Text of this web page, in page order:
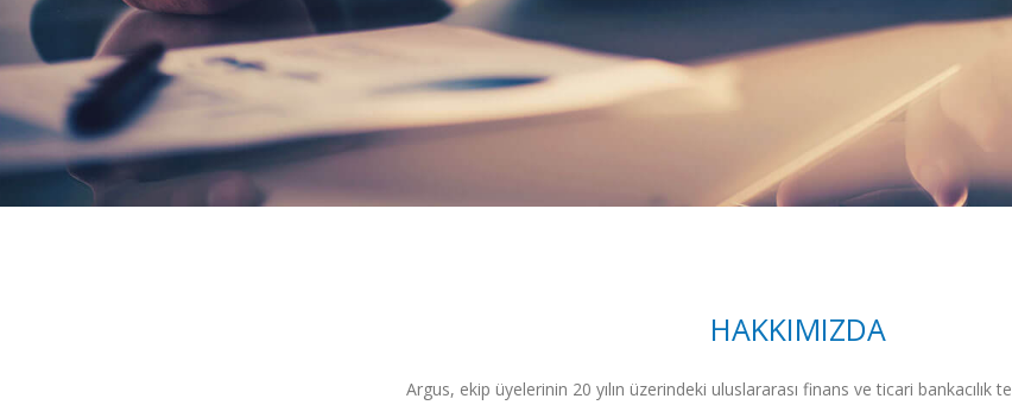
HAKKIMIZDA
Argus, ekip üyelerinin 20 yılın üzerindeki uluslararası finans ve ticari bankacılık